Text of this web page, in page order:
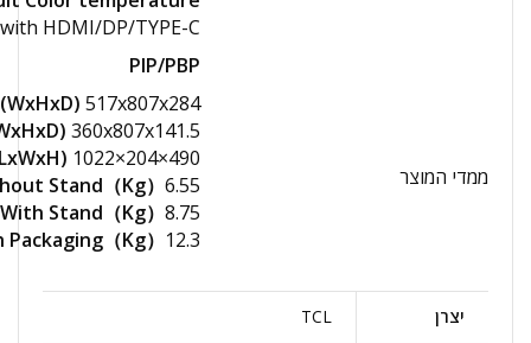
HDMI/DP/TYPE-C
PIP/PBP
ממדי המוצר
517x807x284
360x807x141.5
1022×204×490
Stand（Kg） 6.55
Stand（Kg） 8.75
（Kg） 12.3
יצרן TCL